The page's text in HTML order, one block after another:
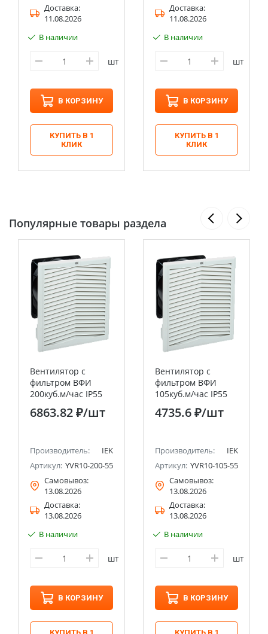
Доставка:
11.08.2026
В наличии
шт
В КОРЗИНУ
КУПИТЬ В 1
КЛИК
Доставка:
11.08.2026
В наличии
шт
В КОРЗИНУ
КУПИТЬ В 1
КЛИК
Популярные товары раздела
Вентилятор с
фильтром ВФИ
200куб.м/час IP55
6863.82 ₽/шт
Производитель:
IEK
Артикул: YVR10-200-55
Самовывоз:
13.08.2026
Доставка:
13.08.2026
В наличии
шт
В КОРЗИНУ
Вентилятор с
фильтром ВФИ
105куб.м/час IP55
4735.6 ₽/шт
Производитель:
IEK
Артикул: YVR10-105-55
Самовывоз:
13.08.2026
Доставка:
13.08.2026
В наличии
шт
В КОРЗИНУ